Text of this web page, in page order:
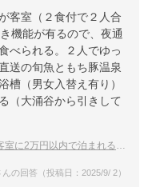
客室（２食付で２人合
機能が有るので、夜通
べられる。２人でゆっ
送の旬魚ともち豚温泉
槽（男女入替え有り）
（大涌谷から引きして
円以内で泊まれる安い旅館を教えて
の回答（投稿日：2025/9/ 2）